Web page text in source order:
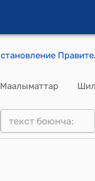
Маалыматтар